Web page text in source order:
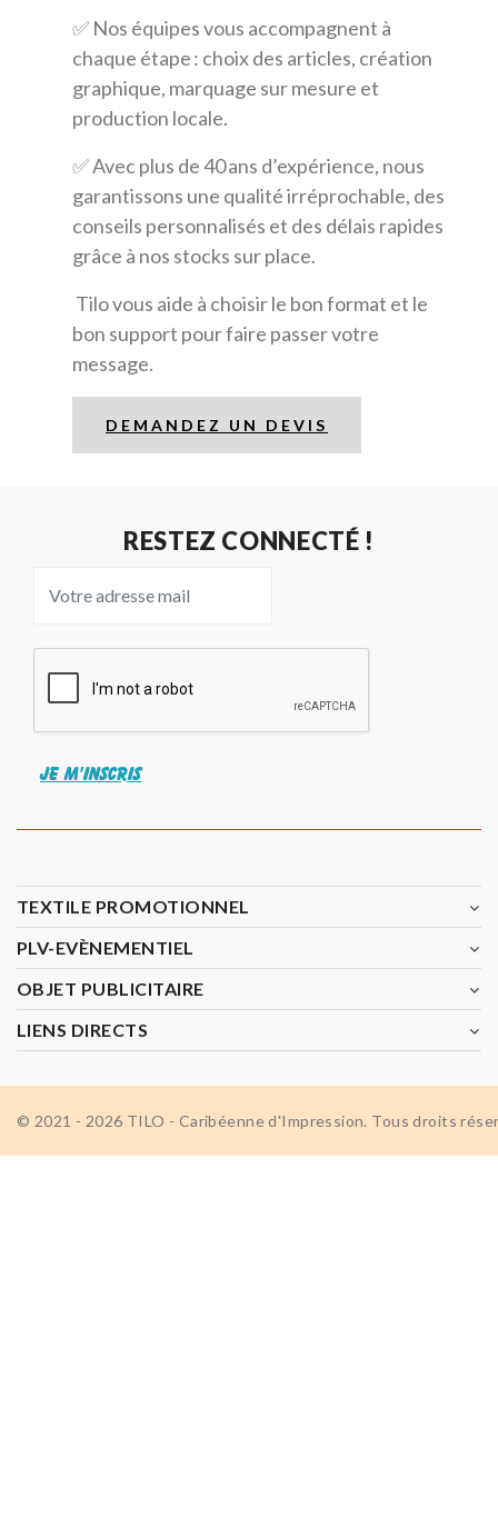
✅ Nos équipes vous accompagnent à
chaque étape : choix des articles, création
graphique, marquage sur mesure et
production locale.
✅ Avec plus de 40 ans d’expérience, nous
garantissons une qualité irréprochable, des
conseils personnalisés et des délais rapides
grâce à nos stocks sur place.
Tilo vous aide à choisir le bon format et le
bon support pour faire passer votre
message.
DEMANDEZ UN DEVIS
RESTEZ CONNECTÉ !
JE M'INSCRIS
TEXTILE PROMOTIONNEL
PLV-EVÈNEMENTIEL
OBJET PUBLICITAIRE
LIENS DIRECTS
© 2021 - 2026 TILO - Caribéenne d'Impression. Tous droits